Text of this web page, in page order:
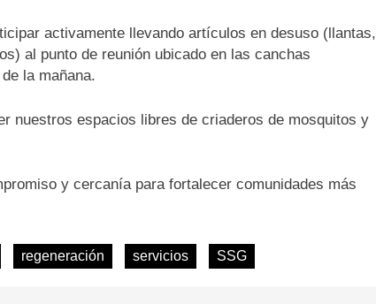
activamente llevando artículos en desuso (llantas,
al punto de reunión ubicado en las canchas
la mañana.
nuestros espacios libres de criaderos de mosquitos y
y cercanía para fortalecer comunidades más
regeneración servicios SSG